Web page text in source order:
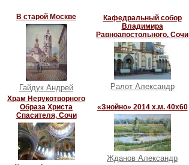
В старой Москве
Гайдук Андрей
Кафедральный собор
Владимира
Равноапостольного, Сочи
Ралот Александр
Храм Нерукотворного
Образа Христа
Спасителя, Сочи
«Знойно» 2014 х.м. 40х60
Жданов Александр